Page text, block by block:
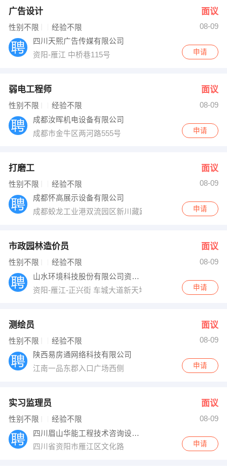
广告设计 面议
性别不限 经验不限
08-09
四川天熙广告传媒有限公司
资阳-雁江 中桥巷115号
申请
弱电工程师 面议
性别不限 经验不限
08-09
成都汝晖机电设备有限公司
成都市金牛区两河路555号
申请
打磨工 面议
性别不限 经验不限
08-09
成都怀高展示设备有限公司
成都蛟龙工业港双流园区新川藏路12座（双楠大道688号
申请
市政园林造价员 面议
性别不限 经验不限
08-09
山水环境科技股份有限公司资阳分公司
资阳-雁江-正兴街 车城大道新天地广场对面好梦茗苑一层
申请
测绘员 面议
性别不限 经验不限
08-09
陕西易房通网络科技有限公司
江南一品东郡入口广场西侧
申请
实习监理员 面议
性别不限 经验不限
08-09
四川眉山华能工程技术咨询设计有限公司
四川省资阳市雁江区文化路
申请